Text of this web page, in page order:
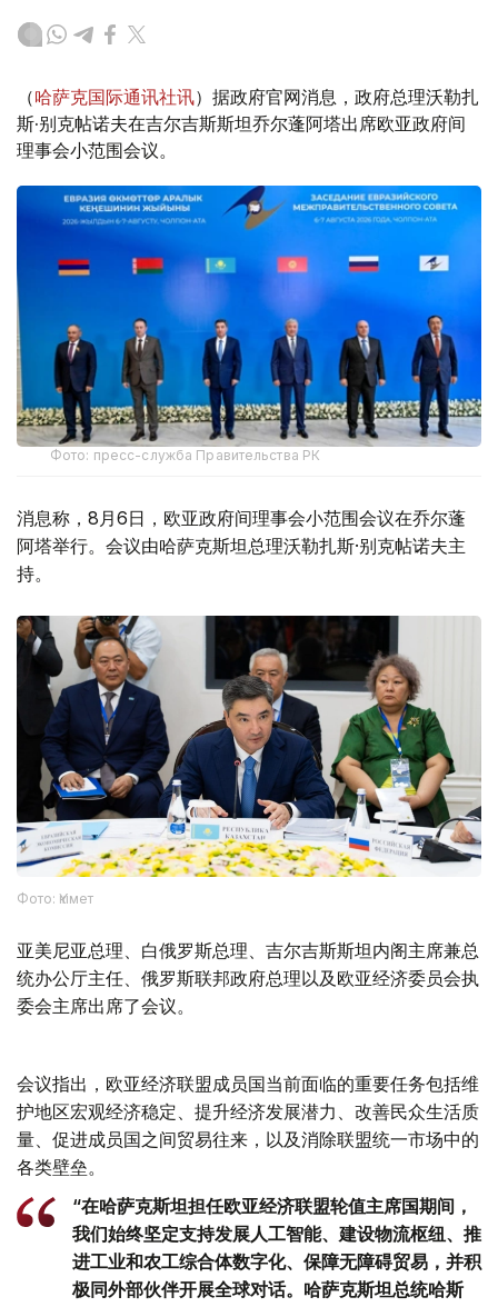
（哈萨克国际通讯社讯）据政府官网消息，政府总理沃勒扎
斯·别克帖诺夫在吉尔吉斯斯坦乔尔蓬阿塔出席欧亚政府间
理事会小范围会议。
Фото: пресс-служба Правительства РК
消息称，8月6日，欧亚政府间理事会小范围会议在乔尔蓬
阿塔举行。会议由哈萨克斯坦总理沃勒扎斯·别克帖诺夫主
持。
Фото: Үкімет
亚美尼亚总理、白俄罗斯总理、吉尔吉斯斯坦内阁主席兼总
统办公厅主任、俄罗斯联邦政府总理以及欧亚经济委员会执
委会主席出席了会议。
会议指出，欧亚经济联盟成员国当前面临的重要任务包括维
护地区宏观经济稳定、提升经济发展潜力、改善民众生活质
量、促进成员国之间贸易往来，以及消除联盟统一市场中的
各类壁垒。
“在哈萨克斯坦担任欧亚经济联盟轮值主席国期间，
我们始终坚定支持发展人工智能、建设物流枢纽、推
进工业和农工综合体数字化、保障无障碍贸易，并积
极同外部伙伴开展全球对话。哈萨克斯坦总统哈斯